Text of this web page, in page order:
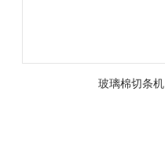
玻璃棉切条机